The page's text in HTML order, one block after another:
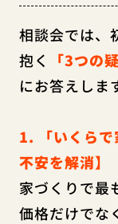
相談会では、
抱く
「3つの
にお答えしま
1. 「いくら
不安を解消】
家づくりで最
価格だけでな